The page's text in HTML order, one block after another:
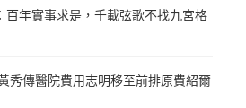
百年實事求是，千載弦歌不找九宮格
秀傳醫院費用志明移至前排原費紹爾